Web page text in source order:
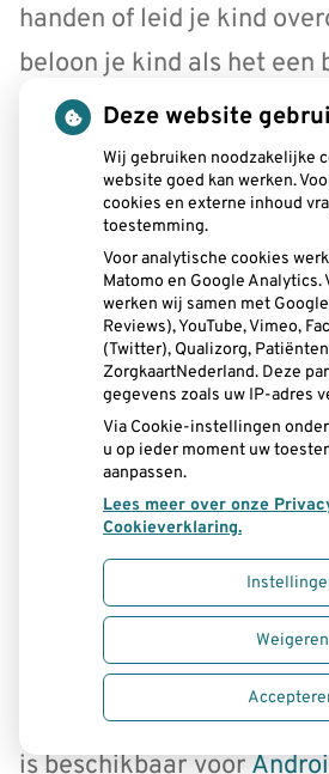
handen of leid je kind
beloon je kind als het een
gestopt. Krijg je
afgeleerd? Vraag dan je
mondhygiënist om advies.
App GezondeMond
Kunt u de adviezen van
mondhygiënist allemaal
hoorde iets over ragen en
wat zei uw zorgverlener
tandartsstoel was het
nog zo helder, maar
de boodschap vergeten.
Download dan nu de
gratis app GezondeMond.
is beschikbaar voor
Deze website
Wij gebruiken noodzakelijke
website goed kan werken.
cookies en externe inhoud
toestemming.
Voor analytische cookies
Matomo en Google Analytics.
werken wij samen met
Reviews), YouTube, Vimeo,
(Twitter), Qualizorg,
ZorgkaartNederland. Deze
gegevens zoals uw IP-adres
Via Cookie-instellingen
u op ieder moment uw
aanpassen.
Lees meer over onze
Cookieverklaring.
Weigeren